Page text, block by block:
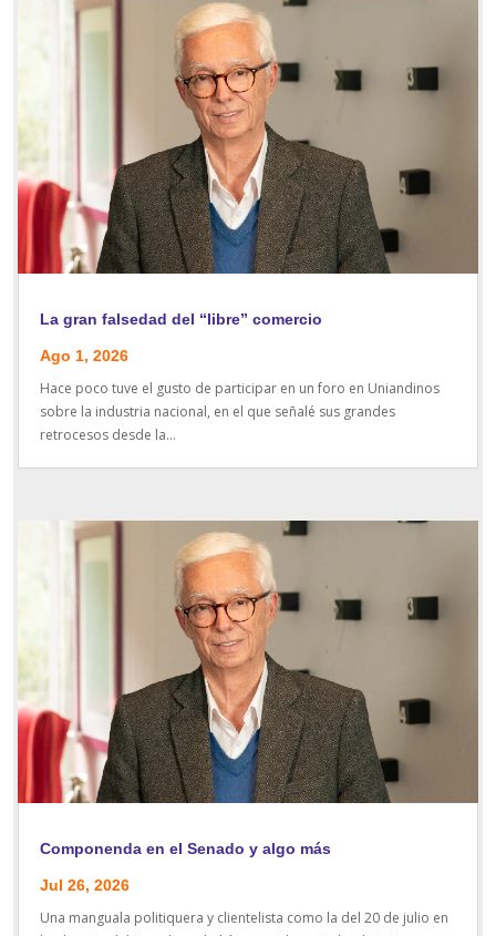
La gran falsedad del “libre” comercio
Ago 1, 2026
Hace poco tuve el gusto de participar en un foro en Uniandinos
sobre la industria nacional, en el que señalé sus grandes
retrocesos desde la...
Componenda en el Senado y algo más
Jul 26, 2026
Una manguala politiquera y clientelista como la del 20 de julio en